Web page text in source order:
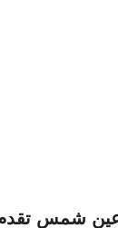
عين شمس